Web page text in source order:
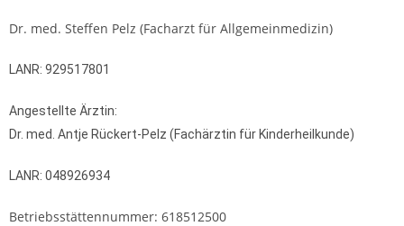
Dr. med. Steffen Pelz (Facharzt für Allgemeinmedizin)
LANR: 929517801
Angestellte Ärztin:
Dr. med. Antje Rückert-Pelz (Fachärztin für Kinderheilkunde)
LANR: 048926934
Betriebsstättennummer: 618512500